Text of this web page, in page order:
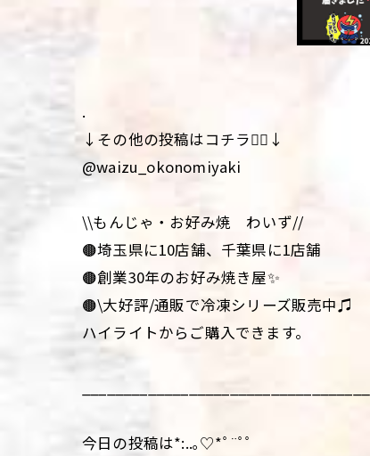
.
↓その他の投稿はコチラ💁‍♀️↓
@waizu_okonomiyaki
\\もんじゃ・お好み焼 わいず//
🟤埼玉県に10店舗、千葉県に1店舗
🟤創業30年のお好み焼き屋✨
🟤\大好評/通販で冷凍シリーズ販売中♫
ハイライトからご購入できます。
今日の投稿は*:..｡♡*ﾟ¨ﾟﾟ